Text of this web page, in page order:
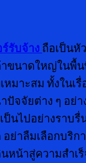
ร์รับจ้าง ถือเป็นหั
ขนาดใหญ่ในพื้น
หมาะสม ทั้งในเ
ปัจจัยต่าง ๆ อย่
ป็นไปอย่างราบ
ย่าลืมเลือกบริก
หน้าสู่ความสำเ